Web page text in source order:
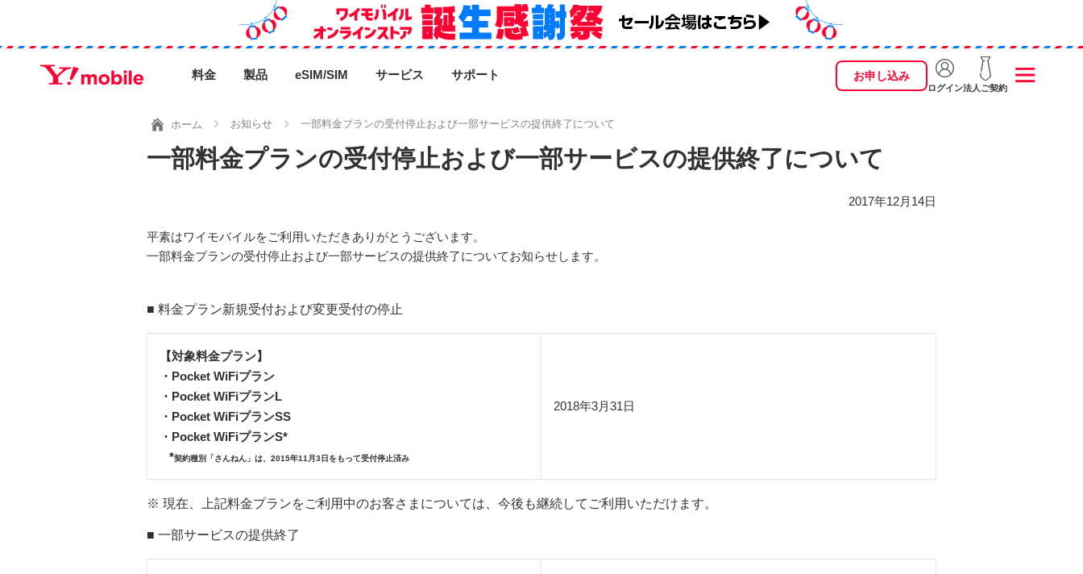
料金 製品 eSIM/SIM サービス サポート お申し込み
ログイン法人ご契約
ホーム お知らせ 一部料金プランの受付停止および一部サービスの提供終了について
一部料金プランの受付停止および一部サービスの提供終了について
2017年12月14日
平素はワイモバイルをご利用いただきありがとうございます。
一部料金プランの受付停止および一部サービスの提供終了についてお知らせします。
■ 料金プラン新規受付および変更受付の停止
【対象料金プラン】
・Pocket WiFiプラン
・Pocket WiFiプランL
・Pocket WiFiプランSS
・Pocket WiFiプランS*
*契約種別「さんねん」は、2015年11月3日をもって受付停止済み
2018年3月31日
※ 現在、上記料金プランをご利用中のお客さまについては、今後も継続してご利用いただけます。
■ 一部サービスの提供終了